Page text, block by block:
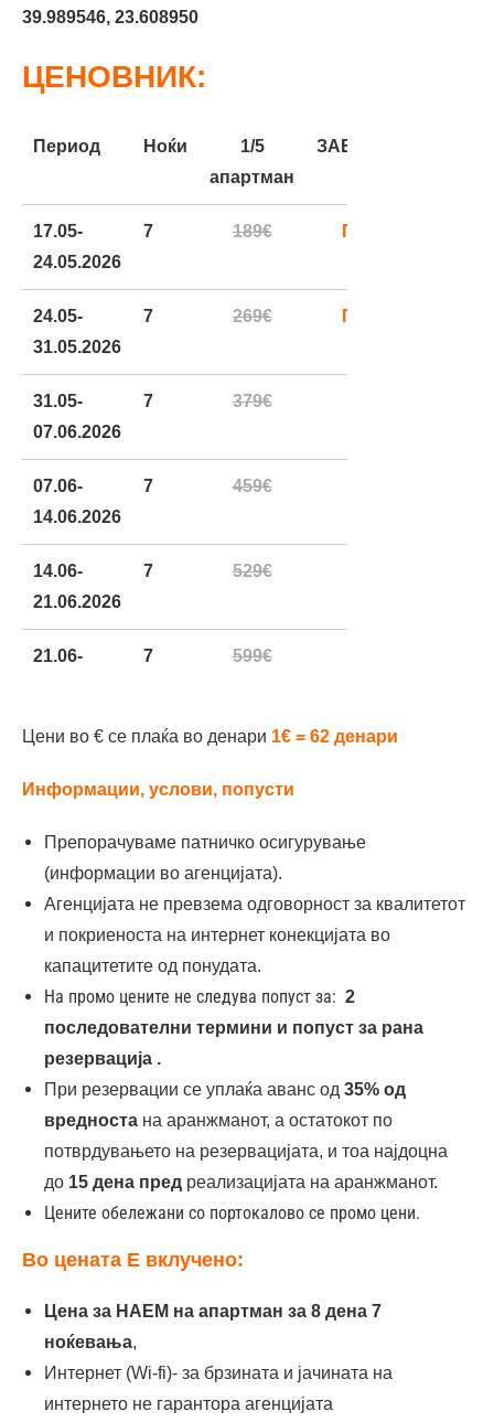
39.989546, 23.608950
ЦЕНОВНИК:
Период Ноќи
1/5
апартман
ЗАБЕЛЕШКА
17.05-
24.05.2026
7 189€ ПРОМО
24.05-
31.05.2026
7 269€ ПРОМО
31.05-
07.06.2026
7 379€
07.06-
14.06.2026
7 459€
14.06-
21.06.2026
7 529€
21.06-
7 599€
28.06-
7 679€
12.07.2026
12.07-
19.07.2026
7 859€
19.07-
26.07.2026
7 859€
26.07-
859€
09.08.2026
859€
09.08-
16.08-
23.08.2026
Цени во € се плаќа во денари 1€ = 62 денари
Информации, услови, попусти
Препорачуваме патничко осигурување
(информации во агенцијата).
Агенцијата не превзема одговорност за квалитетот
и покриеноста на интернет конекцијата во
капацитетите од понудата.
На промо цените не следува попуст за: 2
последователни термини и попуст за рана
резервација .
При резервации се уплаќа аванс од 35% од
вредноста на аранжманот, а остатокот по
потврдувањето на резервацијата, и тоа најдоцна
до 15 дена пред реализацијата на аранжманот.
Цените обележани со портокалово се промо цени.
Во цената Е вклучено:
Цена за НАЕМ на апартман за 8 дена 7
ноќевања,
Интернет (Wi-fi)- за брзината и јачината на
интернето не гарантора агенцијата